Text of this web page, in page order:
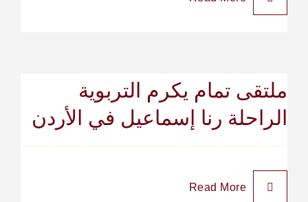
ملتقى تمام يكرم التربوية
الراحلة رنا إسماعيل في الأردن
Read More